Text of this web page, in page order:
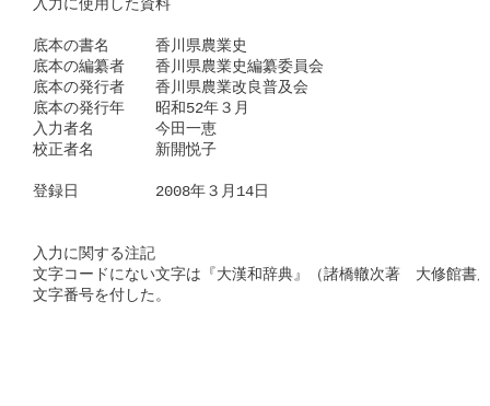
入力に使用した資料
底本の書名　　　香川県農業史
底本の編纂者　　香川県農業史編纂委員会
底本の発行者　　香川県農業改良普及会
底本の発行年　　昭和52年３月
入力者名　　　　今田一恵
校正者名　　　　新開悦子
登録日　　　　　2008年３月14日
入力に関する注記
文字コードにない文字は『大漢和辞典』（諸橋轍次著　大修館書
文字番号を付した。